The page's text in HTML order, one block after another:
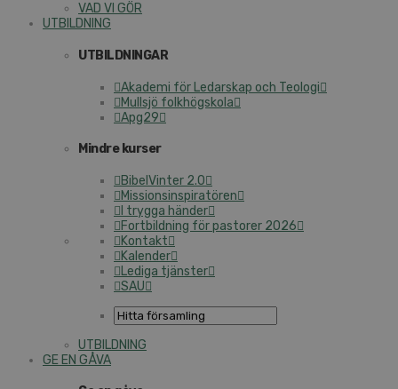
VAD VI GÖR
UT­BILD­NING
UT­BILD­NING­AR
Akademi för Ledarskap och Teologi
Mullsjö folk­hög­sko­la
Apg29
Mindre kurser
Bi­bel­Vin­ter 2.0
Mis­sions­in­spi­ra­tö­ren
I trygga händer
Fort­bild­ning för pastorer 2026
Kontakt
Kalender
Lediga tjänster
SAU
UT­BILD­NING
GE EN GÅVA